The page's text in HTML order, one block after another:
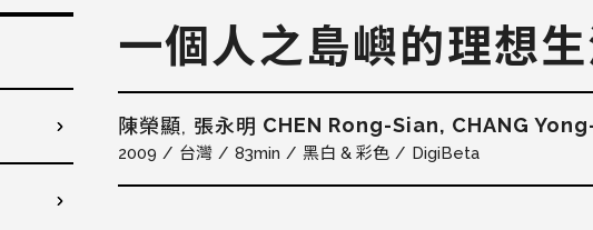
一個人之島嶼的理想
陳榮顯, 張永明 CHEN Rong-Sian, CHANG
2009 台灣 83min 黑白 & 彩色 DigiBeta